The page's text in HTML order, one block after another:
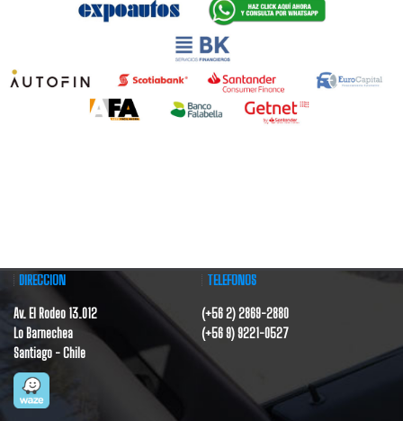
DIRECCIÓN
Av. El Rodeo 13.012
Lo Barnechea
Santiago - Chile
TELÉFONOS
(+56 2) 2869-2880
(+56 9) 9221-0527